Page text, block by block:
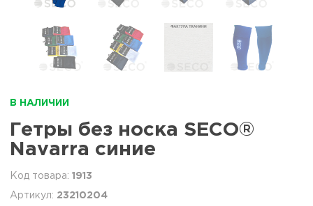
В НАЛИЧИИ
Гетры без носка SECO®
Navarra синие
1913
23210204